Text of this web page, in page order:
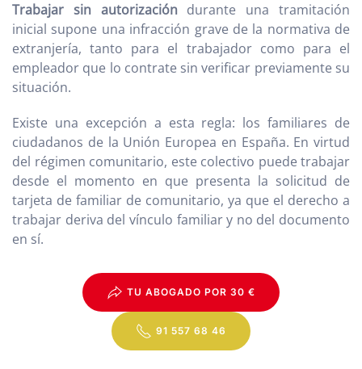
Trabajar sin autorizacióndurante una tramitación
inicial supone una infracción grave de la normativa de
extranjería, tanto para el trabajador como para el
empleador que lo contrate sin verificar previamente su
situación.
Existe una excepción a esta regla: los familiares de
ciudadanos de la Unión Europea en España. En virtud
del régimen comunitario, este colectivo puede trabajar
desde el momento en que presenta la solicitud de
tarjeta de familiar de comunitario, ya que el derecho a
trabajar deriva del vínculo familiar y no del documento
en sí.
TU ABOGADO POR 30 €
91 557 68 46